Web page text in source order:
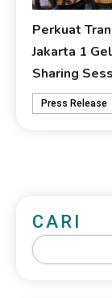
Perkuat
Jakarta 1
Sharing
Press Release
CARI